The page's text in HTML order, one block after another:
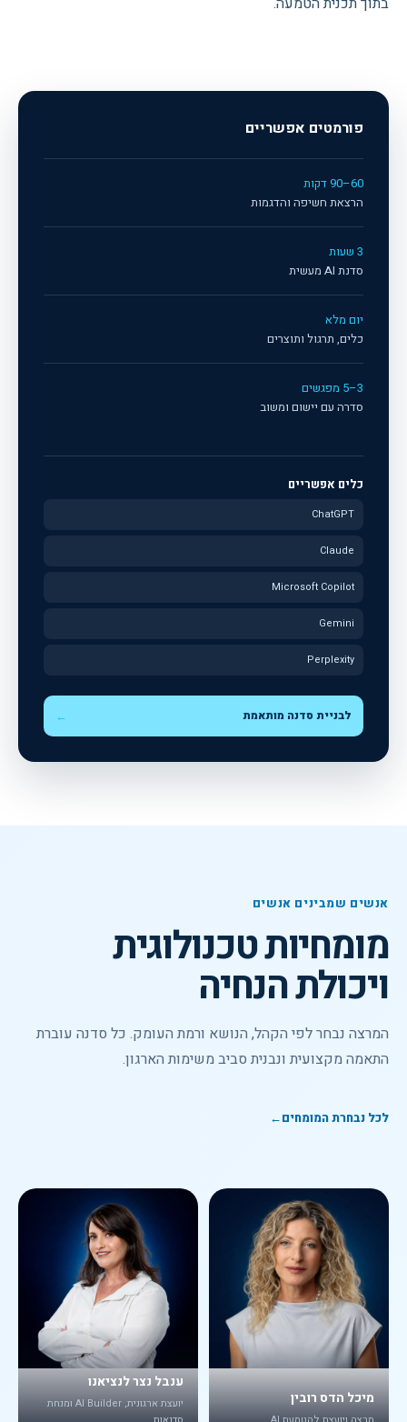
פורמטים אפשריים
60–90 דקות
הרצאת חשיפה והדגמות
3 שעות
סדנת AI מעשית
יום מלא
כלים, תרגול ותוצרים
3–5 מפגשים
סדרה עם יישום ומשוב
כלים אפשריים
ChatGPT
Claude
Microsoft Copilot
Gemini
Perplexity
לבניית סדנה מותאמת ←
אנשים שמבינים אנשים
מומחיות טכנולוגית
ויכולת הנחיה
המרצה נבחר לפי הקהל, הנושא ורמת העומק. כל סדנה עוברת
התאמה מקצועית ונבנית סביב משימות הארגון.
לכל נבחרת המומחים←
מיכל הדס רובין
ענבל נצר לנציאנו
יועצת ארגונית, AI Builder ומנחת